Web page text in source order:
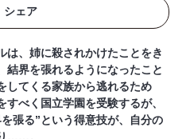
シェア
は、姉に殺されかけたことをき
結界を張れるようになったこと
してくる家族から逃れるため
べく国立学園を受験するが、
張る”という得意技が、自分の
……。